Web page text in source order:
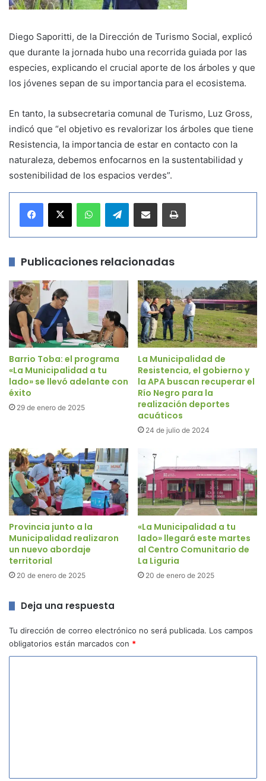
Diego Saporitti, de la Dirección de Turismo Social, explicó
que durante la jornada hubo una recorrida guiada por las
especies, explicando el crucial aporte de los árboles y que
los jóvenes sepan de su importancia para el ecosistema.
En tanto, la subsecretaria comunal de Turismo, Luz Gross,
indicó que “el objetivo es revalorizar los árboles que tiene
Resistencia, la importancia de estar en contacto con la
naturaleza, debemos enfocarnos en la sustentabilidad y
sostenibilidad de los espacios verdes”.
Telegram
Publicaciones relacionadas
Barrio Toba: el programa
«La Municipalidad a tu
lado» se llevó adelante con
éxito
29 de enero de 2025
La Municipalidad de
Resistencia, el gobierno y
la APA buscan recuperar el
Río Negro para la
realización deportes
acuáticos
24 de julio de 2024
Provincia junto a la
Municipalidad realizaron
un nuevo abordaje
territorial
20 de enero de 2025
«La Municipalidad a tu
lado» llegará este martes
al Centro Comunitario de
La Liguria
20 de enero de 2025
Deja una respuesta
Tu dirección de correo electrónico no será publicada. Los campos
obligatorios están marcados con *